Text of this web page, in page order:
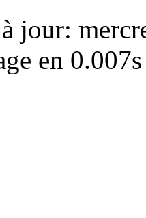
jour:
en 0.007s